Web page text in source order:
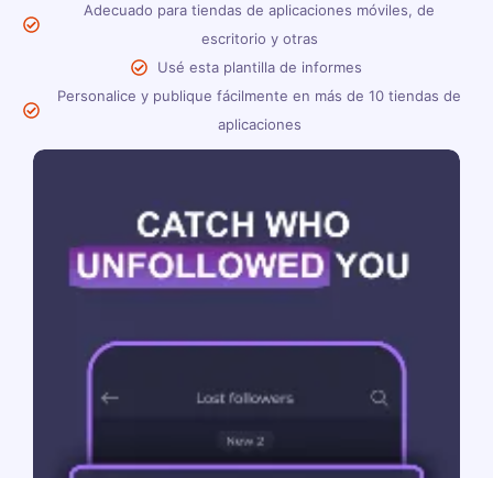
Adecuado para tiendas de aplicaciones móviles, de
escritorio y otras
Usé esta plantilla de informes
Personalice y publique fácilmente en más de 10 tiendas de
aplicaciones